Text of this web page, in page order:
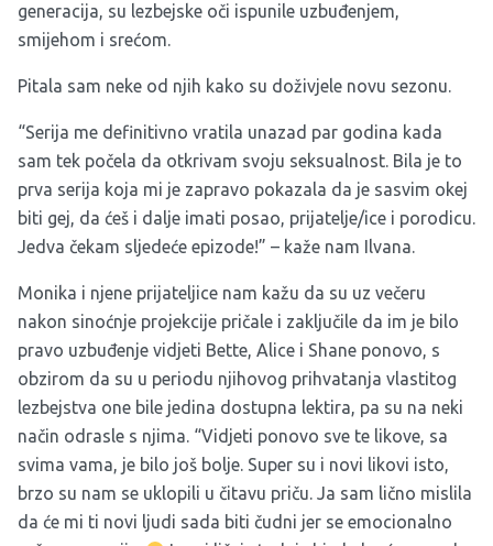
generacija, su lezbejske oči ispunile uzbuđenjem,
smijehom i srećom.
Pitala sam neke od njih kako su doživjele novu sezonu.
“Serija me definitivno vratila unazad par godina kada
sam tek počela da otkrivam svoju seksualnost. Bila je to
prva serija koja mi je zapravo pokazala da je sasvim okej
biti gej, da ćeš i dalje imati posao, prijatelje/ice i porodicu.
Jedva čekam sljedeće epizode!” – kaže nam Ilvana.
Monika i njene prijateljice nam kažu da su uz večeru
nakon sinoćnje projekcije pričale i zaključile da im je bilo
pravo uzbuđenje vidjeti Bette, Alice i Shane ponovo, s
obzirom da su u periodu njihovog prihvatanja vlastitog
lezbejstva one bile jedina dostupna lektira, pa su na neki
način odrasle s njima. “Vidjeti ponovo sve te likove, sa
svima vama, je bilo još bolje. Super su i novi likovi isto,
brzo su nam se uklopili u čitavu priču. Ja sam lično mislila
da će mi ti novi ljudi sada biti čudni jer se emocionalno